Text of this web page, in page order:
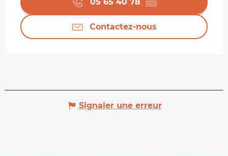
Contactez-nous
Signaler une erreur